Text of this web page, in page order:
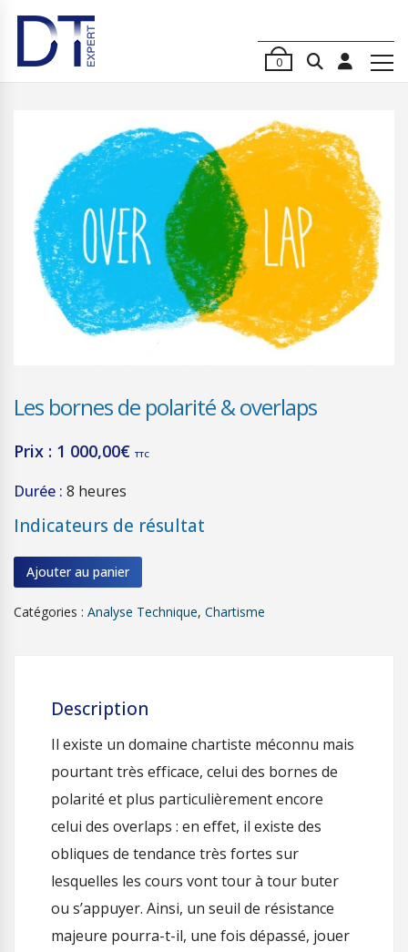
0
Les bornes de polarité & overlaps
Prix : 1 000,00€ TTC
Durée : 8 heures
Indicateurs de résultat
Ajouter au panier
Catégories : Analyse Technique, Chartisme
Description
Il existe un domaine chartiste méconnu mais
pourtant très efficace, celui des bornes de
polarité et plus particulièrement encore
celui des overlaps : en effet, il existe des
obliques de tendance très fortes sur
lesquelles les cours vont tour à tour buter
ou s’appuyer. Ainsi, un seuil de résistance
majeure pourra-t-il, une fois dépassé, jouer